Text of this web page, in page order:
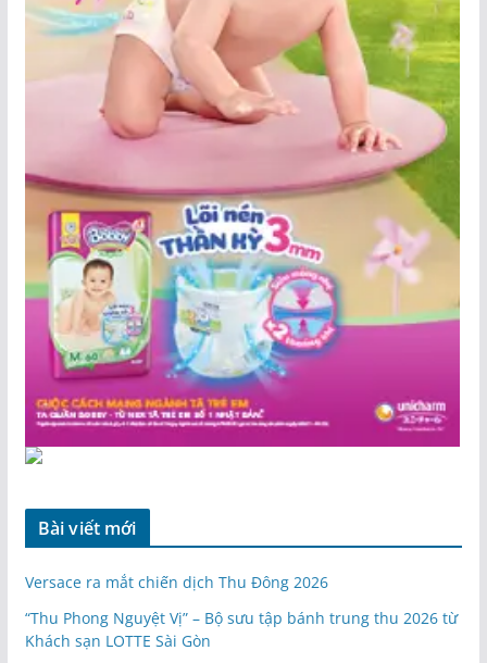
Bài viết mới
Versace ra mắt chiến dịch Thu Đông 2026
“Thu Phong Nguyệt Vị” – Bộ sưu tập bánh trung thu 2026 từ
Khách sạn LOTTE Sài Gòn